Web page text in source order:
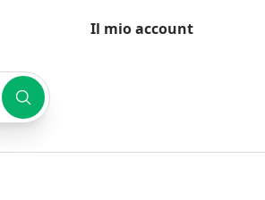
Il mio account